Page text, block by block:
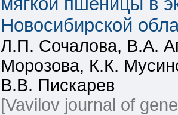
Новосибирской
Л.П. Сочалова, В.А.
Морозова, К.К.
В.В. Пискарев
[Vavilov journal of